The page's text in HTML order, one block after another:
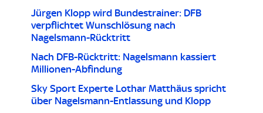
Jürgen Klopp wird Bundestrainer: DFB
verpflichtet Wunschlösung nach
Nagelsmann-Rücktritt
Nach DFB-Rücktritt: Nagelsmann kassiert
Millionen-Abfindung
Sky Sport Experte Lothar Matthäus spricht
über Nagelsmann-Entlassung und Klopp